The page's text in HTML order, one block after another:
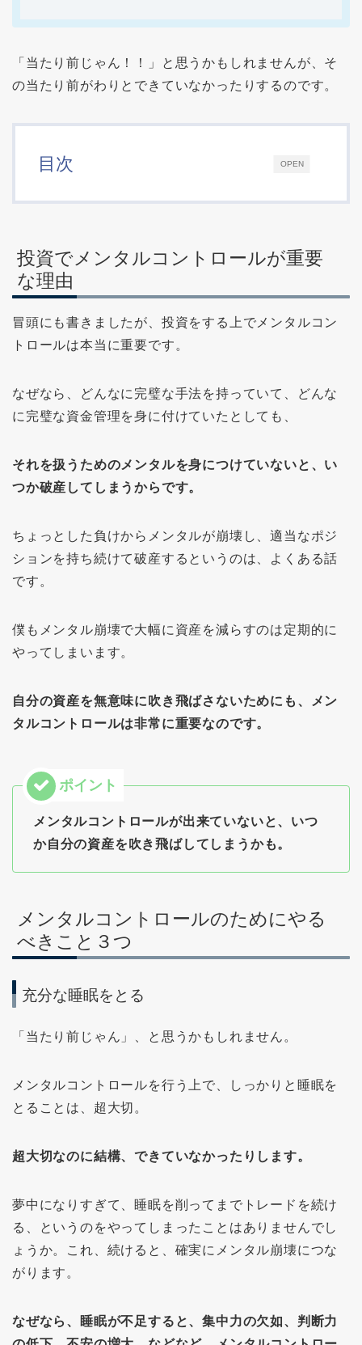
「当たり前じゃん！！」と思うかもしれませんが、そ
の当たり前がわりとできていなかったりするのです。
OPEN
目次
投資でメンタルコントロールが重要
な理由
冒頭にも書きましたが、投資をする上でメンタルコン
トロールは本当に重要です。
なぜなら、どんなに完璧な手法を持っていて、どんな
に完璧な資金管理を身に付けていたとしても、
それを扱うためのメンタルを身につけていないと、い
つか破産してしまうからです。
ちょっとした負けからメンタルが崩壊し、適当なポジ
ションを持ち続けて破産するというのは、よくある話
です。
僕もメンタル崩壊で大幅に資産を減らすのは定期的に
やってしまいます。
自分の資産を無意味に吹き飛ばさないためにも、メン
タルコントロールは非常に重要なのです。
メンタルコントロールが出来ていないと、いつ
か自分の資産を吹き飛ばしてしまうかも。
メンタルコントロールのためにやる
べきこと３つ
充分な睡眠をとる
「当たり前じゃん」、と思うかもしれません。
メンタルコントロールを行う上で、しっかりと睡眠を
とることは、超大切。
超大切なのに結構、できていなかったりします。
夢中になりすぎて、睡眠を削ってまでトレードを続け
る、というのをやってしまったことはありませんでし
ょうか。これ、続けると、確実にメンタル崩壊につな
がります。
なぜなら、睡眠が不足すると、集中力の欠如、判断力